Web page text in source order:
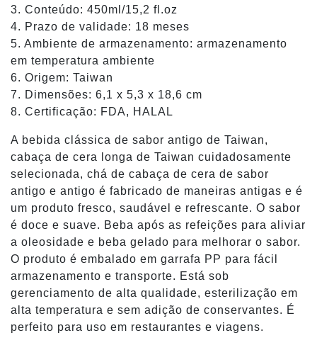
3. Conteúdo: 450ml/15,2 fl.oz
4. Prazo de validade: 18 meses
5. Ambiente de armazenamento: armazenamento
em temperatura ambiente
6. Origem: Taiwan
7. Dimensões: 6,1 x 5,3 x 18,6 cm
8. Certificação: FDA, HALAL
A bebida clássica de sabor antigo de Taiwan,
cabaça de cera longa de Taiwan cuidadosamente
selecionada, chá de cabaça de cera de sabor
antigo e antigo é fabricado de maneiras antigas e é
um produto fresco, saudável e refrescante. O sabor
é doce e suave. Beba após as refeições para aliviar
a oleosidade e beba gelado para melhorar o sabor.
O produto é embalado em garrafa PP para fácil
armazenamento e transporte. Está sob
gerenciamento de alta qualidade, esterilização em
alta temperatura e sem adição de conservantes. É
perfeito para uso em restaurantes e viagens.